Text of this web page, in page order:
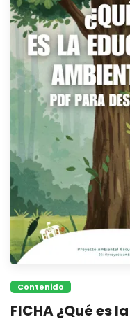
Contenido
FICHA ¿Qué es